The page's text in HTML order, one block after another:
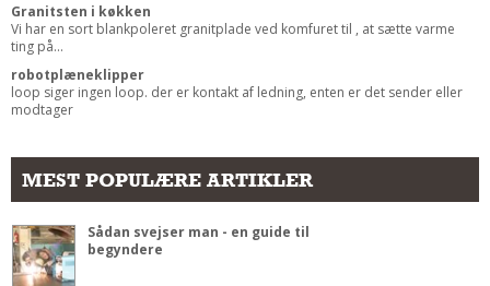
Granitsten i køkken
Vi har en sort blankpoleret granitplade ved komfuret til , at sætte varme
ting på...
robotplæneklipper
loop siger ingen loop. der er kontakt af ledning, enten er det sender eller
modtager
MEST POPULÆRE ARTIKLER
Sådan svejser man - en guide til
begyndere